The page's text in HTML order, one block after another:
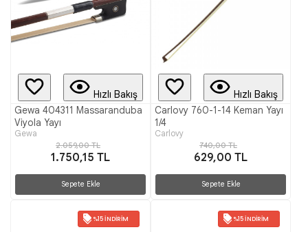
Hızlı Bakış
Gewa 404311 Massaranduba
Viyola Yayı
Gewa
2.059,00 TL
1.750,15 TL
Sepete Ekle
Hızlı Bakış
Carlovy 760-1-14 Keman Yayı
1/4
Carlovy
740,00 TL
629,00 TL
Sepete Ekle
%15 İNDIRIM %15 İNDIRIM